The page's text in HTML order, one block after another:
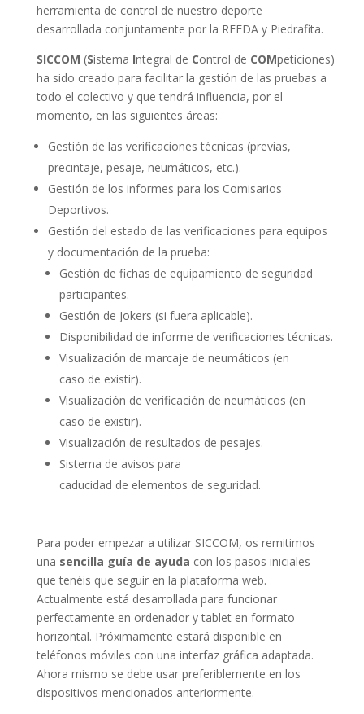
herramienta de control de nuestro deporte
desarrollada conjuntamente por la RFEDA y Piedrafita.
SICCOM (Sistema Integral de Control de COMpeticiones)
ha sido creado para facilitar la gestión de las pruebas a
todo el colectivo y que tendrá influencia, por el
momento, en las siguientes áreas:
Gestión de las verificaciones técnicas (previas,
precintaje, pesaje, neumáticos, etc.).
Gestión de los informes para los Comisarios
Deportivos.
Gestión del estado de las verificaciones para equipos
y documentación de la prueba:
Gestión de fichas de equipamiento de seguridad
participantes.
Gestión de Jokers (si fuera aplicable).
Disponibilidad de informe de verificaciones técnicas.
Visualización de marcaje de neumáticos (en
caso de existir).
Visualización de verificación de neumáticos (en
caso de existir).
Visualización de resultados de pesajes.
Sistema de avisos para
caducidad de elementos de seguridad.
Para poder empezar a utilizar SICCOM, os remitimos
una sencilla guía de ayuda con los pasos iniciales
que tenéis que seguir en la plataforma web.
Actualmente está desarrollada para funcionar
perfectamente en ordenador y tablet en formato
horizontal. Próximamente estará disponible en
teléfonos móviles con una interfaz gráfica adaptada.
Ahora mismo se debe usar preferiblemente en los
dispositivos mencionados anteriormente.